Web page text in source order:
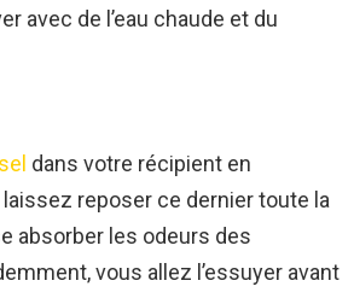
avec de l’eau chaude et du
sel dans votre récipient en
reposer ce dernier toute la
absorber les odeurs des
vous allez l’essuyer avant